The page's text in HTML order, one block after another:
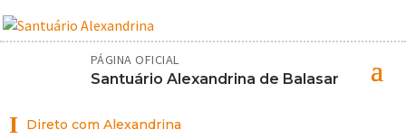
PÁGINA OFICIAL
Santuário Alexandrina de Balasar
I Direto com Alexandrina